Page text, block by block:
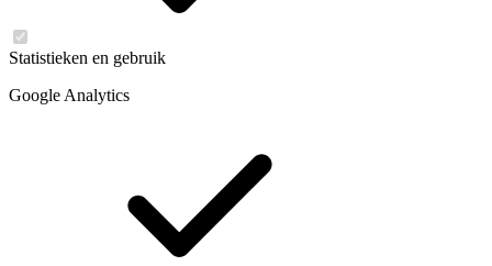
Statistieken en gebruik
Google Analytics